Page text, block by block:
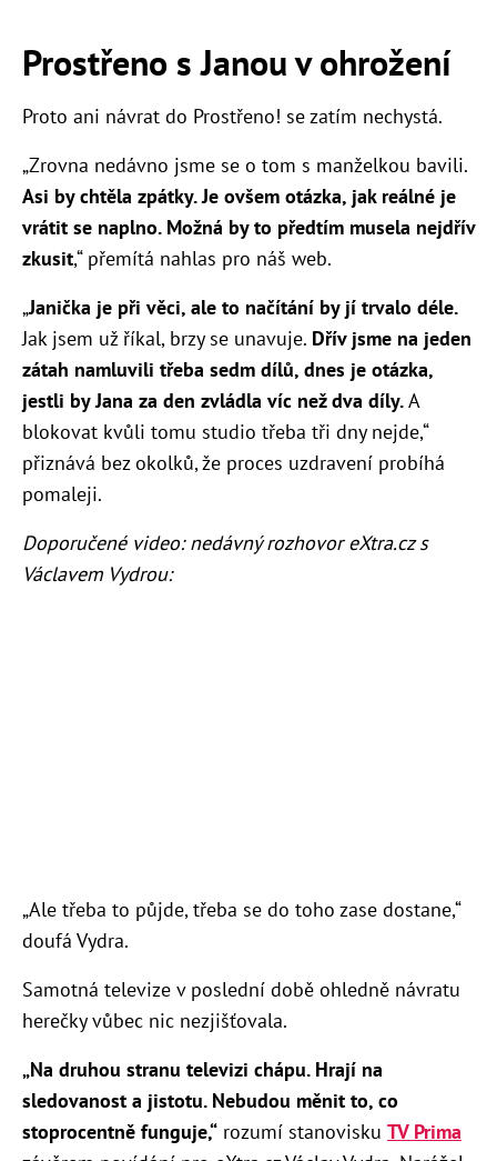
Prostřeno s Janou v ohrožení
Proto ani návrat do Prostřeno! se zatím nechystá.
„Zrovna nedávno jsme se o tom s manželkou bavili.
Asi by chtěla zpátky. Je ovšem otázka, jak reálné je
vrátit se naplno. Možná by to předtím musela nejdřív
zkusit,“ přemítá nahlas pro náš web.
„Janička je při věci, ale to načítání by jí trvalo déle.
Jak jsem už říkal, brzy se unavuje. Dřív jsme na jeden
zátah namluvili třeba sedm dílů, dnes je otázka,
jestli by Jana za den zvládla víc než dva díly.A
blokovat kvůli tomu studio třeba tři dny nejde,“
přiznává bez okolků, že proces uzdravení probíhá
pomaleji.
Doporučené video: nedávný rozhovor eXtra.cz s
Václavem Vydrou:
„Ale třeba to půjde, třeba se do toho zase dostane,“
doufá Vydra.
Samotná televize v poslední době ohledně návratu
herečky vůbec nic nezjišťovala.
„Na druhou stranu televizi chápu. Hrají na
sledovanost a jistotu. Nebudou měnit to, co
stoprocentně funguje,“ rozumí stanovisku TV Prima